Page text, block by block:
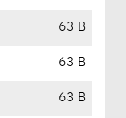
63 B
63 B
63 B